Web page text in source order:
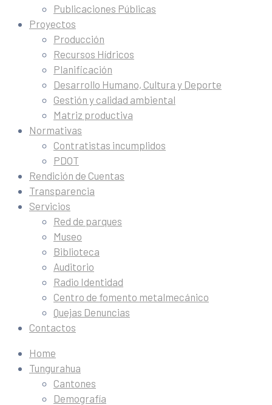
Publicaciones Públicas
Proyectos
Producción
Recursos Hídricos
Planificación
Desarrollo Humano, Cultura y Deporte
Gestión y calidad ambiental
Matriz productiva
Normativas
Contratistas incumplidos
PDOT
Rendición de Cuentas
Transparencia
Servicios
Red de parques
Museo
Biblioteca
Auditorio
Radio Identidad
Centro de fomento metalmecánico
Quejas Denuncias
Contactos
Home
Tungurahua
Cantones
Demografía